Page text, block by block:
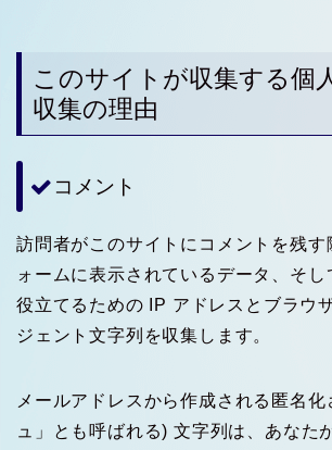
このサイトが収集する個
収集の理由
コメント
訪問者がこのサイトにコメントを残す
ォームに表示されているデータ、そし
役立てるための IP アドレスとブラウ
ジェント文字列を収集します。
メールアドレスから作成される匿名
ュ」とも呼ばれる) 文字列は、あなた